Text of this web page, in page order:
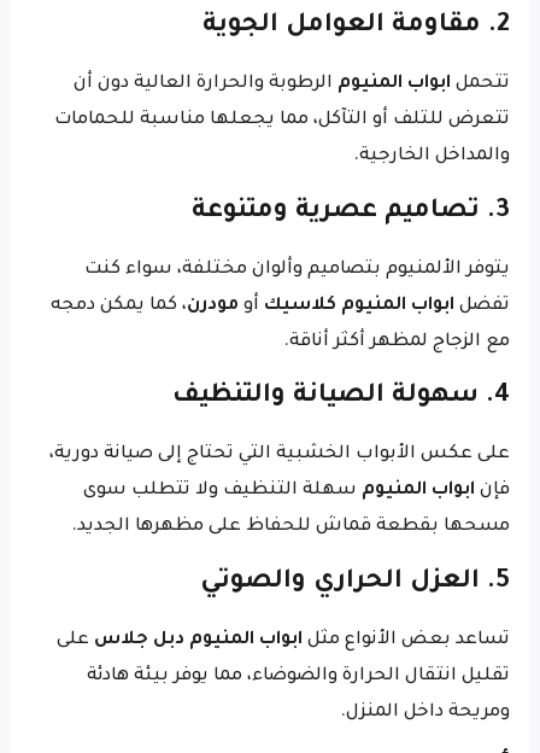
2. مقاومة العوامل الجوية
تتحمل ابواب المنيوم الرطوبة والحرارة العالية دون أن
تتعرض للتلف أو التآكل، مما يجعلها مناسبة للحمامات
والمداخل الخارجية.
3. تصاميم عصرية ومتنوعة
يتوفر الألمنيوم بتصاميم وألوان مختلفة، سواء كنت
تفضل ابواب المنيوم كلاسيك أو مودرن، كما يمكن دمجه
مع الزجاج لمظهر أكثر أناقة.
4. سهولة الصيانة والتنظيف
على عكس الأبواب الخشبية التي تحتاج إلى صيانة دورية،
فإن ابواب المنيوم سهلة التنظيف ولا تتطلب سوى
مسحها بقطعة قماش للحفاظ على مظهرها الجديد.
5. العزل الحراري والصوتي
تساعد بعض الأنواع مثل ابواب المنيوم دبل جلاس على
تقليل انتقال الحرارة والضوضاء، مما يوفر بيئة هادئة
ومريحة داخل المنزل.